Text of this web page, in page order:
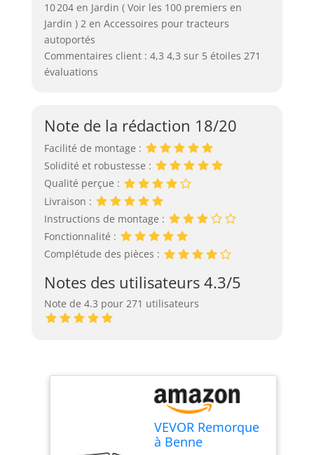
10 204 en Jardin ( Voir les 100 premiers en
Jardin ) 2 en Accessoires pour tracteurs
autoportés
Commentaires client : 4,3 4,3 sur 5 étoiles 271
évaluations
Note de la rédaction 18/20
Facilité de montage :
Solidité et robustesse :
Qualité perçue :
Livraison :
Instructions de montage :
Fonctionnalité :
Complétude des pièces :
Notes des utilisateurs 4.3/5
Note de 4.3 pour 271 utilisateurs
VEVOR Remorque
à Benne